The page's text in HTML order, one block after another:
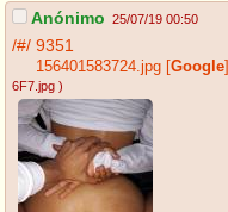
Anónimo 25/07/19 00:50
/#/ 9351
156401583724.jpg [Google]
6F7.jpg )